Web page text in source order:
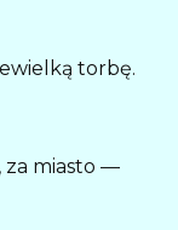
torbę.
za miasto —